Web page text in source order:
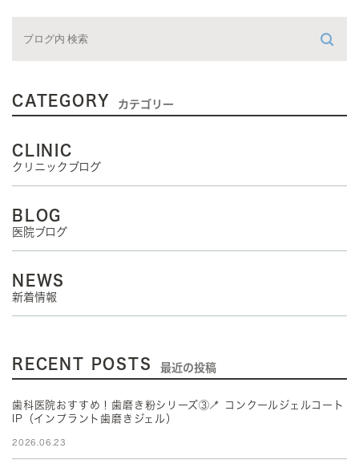
CATEGORY カテゴリー
CLINIC
クリニックブログ
BLOG
医院ブログ
NEWS
新着情報
RECENT POSTS 最近の投稿
歯科医院おすすめ！歯磨き粉シリーズ③🪥 コンクールジェルコート
IP（インプラント歯磨きジェル）
2026.06.23